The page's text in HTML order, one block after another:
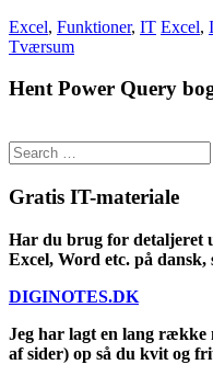
Excel, Funktioner, IT Excel,
Tværsum
Hent Power Query
Search
for:
Gratis IT-materiale
Har du brug for detaljeret
Excel, Word etc. på dansk,
DIGINOTES.DK
Jeg har lagt en lang række
af sider) op så du kvit og